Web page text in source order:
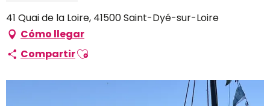
41 Quai de la Loire, 41500 Saint-Dyé-sur-Loire
Cómo llegar
CompartirAjouter aux favoris